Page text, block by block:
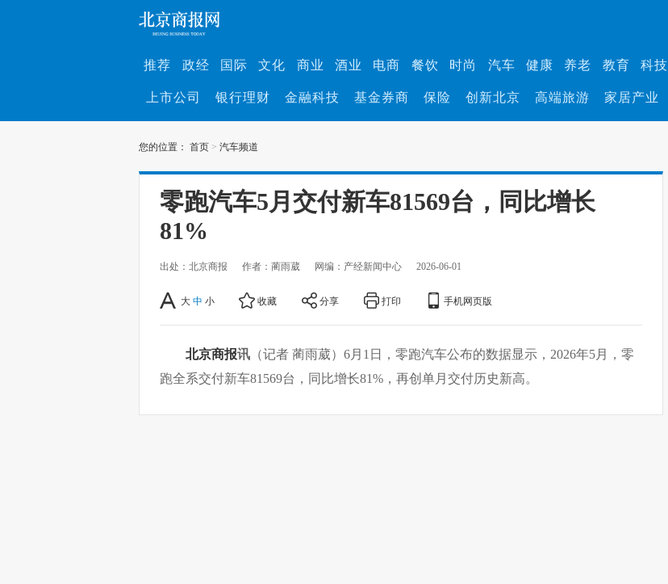
推荐 政经 国际 文化 商业 酒业 电商 餐饮 时尚 汽车 健康 养老 教育 科技
上市公司 银行理财 金融科技 基金券商 保险 创新北京 高端旅游 家居产业
您的位置： 首页 > 汽车频道
零跑汽车5月交付新车81569台，同比增长
81%
出处：北京商报 作者：蔺雨葳 网编：产经新闻中心 2026-06-01
大 中 小 收藏 分享 打印 手机网页版
北京商报讯 （记者 蔺雨葳）6月1日，零跑汽车公布的数据显示，2026年5月，零
跑全系交付新车81569台，同比增长81%，再创单月交付历史新高。